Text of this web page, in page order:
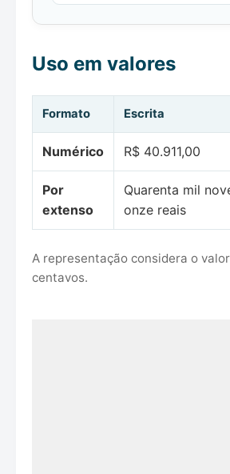
Uso em valores
Formato Escrita
Numérico R$ 40.911,00
Por
extenso
Quarenta mil
onze reais
A representação considera o
centavos.